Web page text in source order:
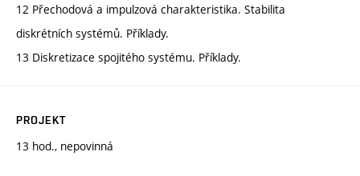
12 Přechodová a impulzová charakteristika. Stabilita
diskrétních systémů. Příklady.
13 Diskretizace spojitého systému. Příklady.
PROJEKT
13 hod., nepovinná